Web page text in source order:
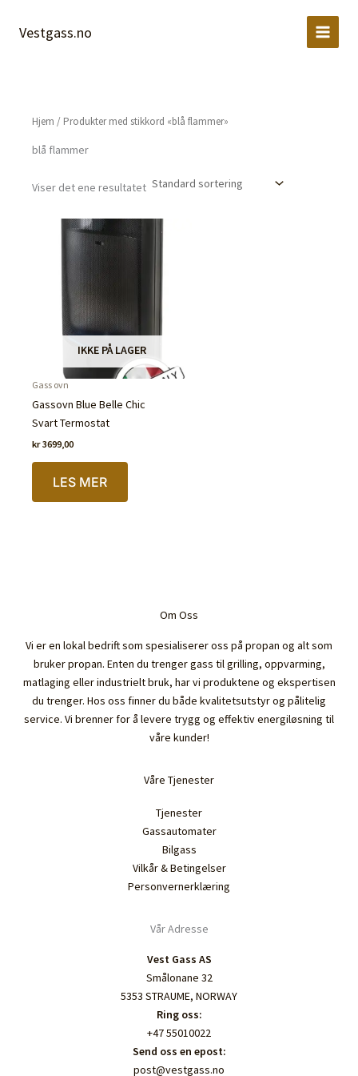
Vestgass.no
Hjem / Produkter med stikkord «blå flammer»
blå flammer
Viser det ene resultatet
IKKE PÅ LAGER
Gass ovn
Gassovn Blue Belle Chic
Svart Termostat
kr3699,00
LES MER
Om Oss
Vi er en lokal bedrift som spesialiserer oss på propan og alt som
bruker propan. Enten du trenger gass til grilling, oppvarming,
matlaging eller industrielt bruk, har vi produktene og ekspertisen
du trenger. Hos oss finner du både kvalitetsutstyr og pålitelig
service. Vi brenner for å levere trygg og effektiv energiløsning til
våre kunder!
Våre Tjenester
Tjenester
Gassautomater
Bilgass
Vilkår & Betingelser
Personvernerklæring
Vår Adresse
Vest Gass AS
Smålonane 32
5353 STRAUME, NORWAY
Ring oss:
+47 55010022
Send oss en epost:
post@vestgass.no